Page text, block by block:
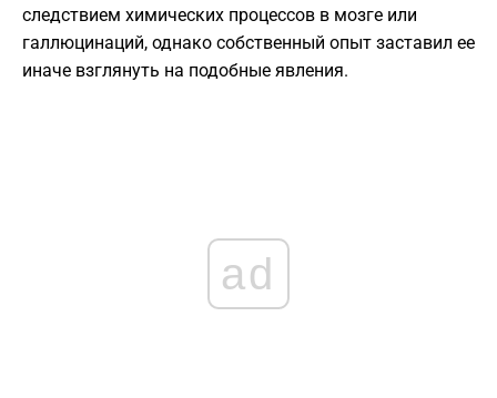
следствием химических процессов в мозге или
галлюцинаций, однако собственный опыт заставил ее
иначе взглянуть на подобные явления.
ad